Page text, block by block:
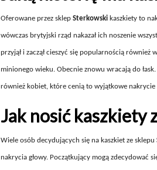
Oferowane przez sklep Sterkowski kaszkiety to
wówczas brytyjski rząd nakazał ich noszenie
przyjął i zaczął cieszyć się popularnością
minionego wieku. Obecnie znowu wracają do
również kobiet, które cenią to wyjątkowe nakrycie
Jak nosić kaszkiety
Wiele osób decydujących się na kaszkiet ze sklepu
nakrycia głowy. Początkujący mogą zdecydować